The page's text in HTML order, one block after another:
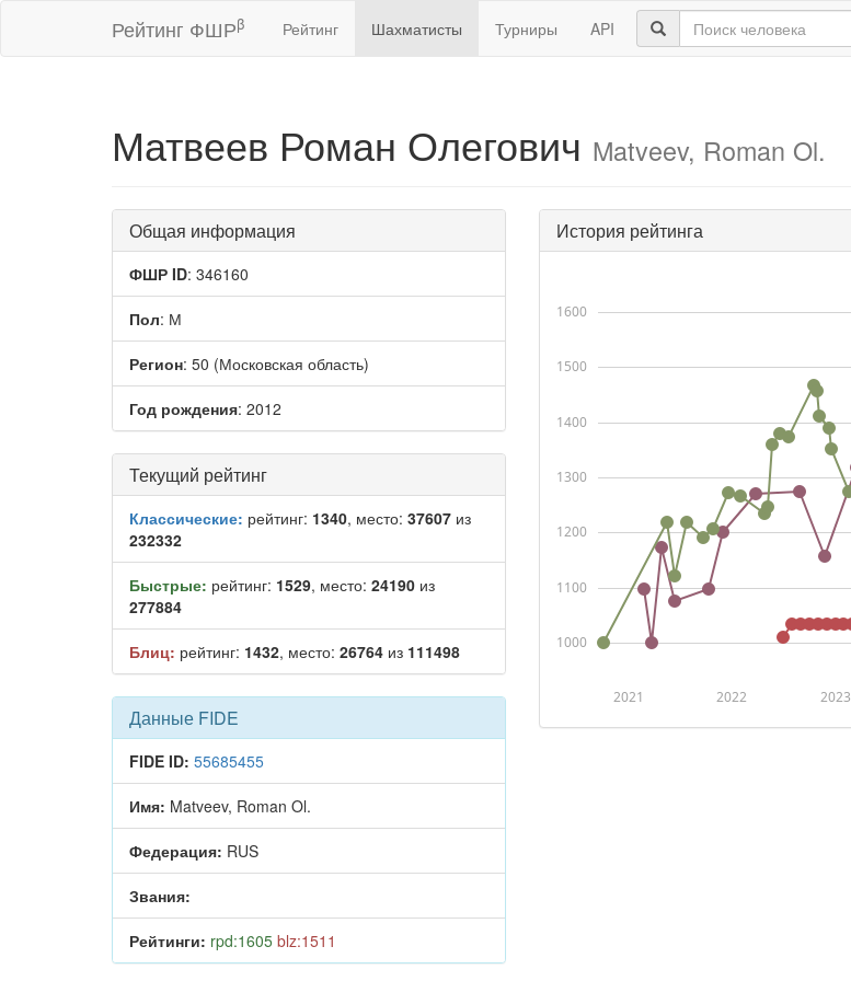
Рейтинг ФШРβ Рейтинг Шахматисты Турниры API
Матвеев Роман Олегович Matveev, Roman Ol.
Общая информация
ФШР ID: 346160
Пол: М
Регион: 50 (Московская область)
Год рождения: 2012
Текущий рейтинг
Классические: рейтинг: 1340, место: 37607 из
232332
Быстрые: рейтинг: 1529, место: 24190 из
277884
Блиц: рейтинг: 1432, место: 26764 из 111498
Данные FIDE
FIDE ID: 55685455
Имя: Matveev, Roman Ol.
Федерация: RUS
Звания:
Рейтинги: rpd:1605 blz:1511
История рейтинга
2021 2022 2023
1000
1100
1200
1300
1400
1500
1600